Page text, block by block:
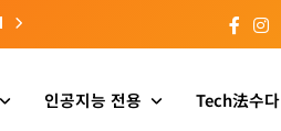
인공지능 전용 Tech法수다